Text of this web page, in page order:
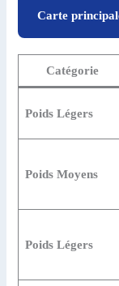
Carte
Catégorie
Poids Légers
Poids Moyens
Poids Légers